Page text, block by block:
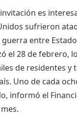
es
sufrieron
entre
el 28 de febrero,
de residentes y
Uno de cada
informó el